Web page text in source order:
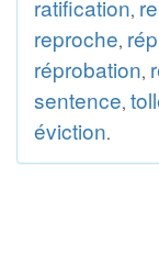
ratification,
reproche,
réprobation,
sentence,
éviction.